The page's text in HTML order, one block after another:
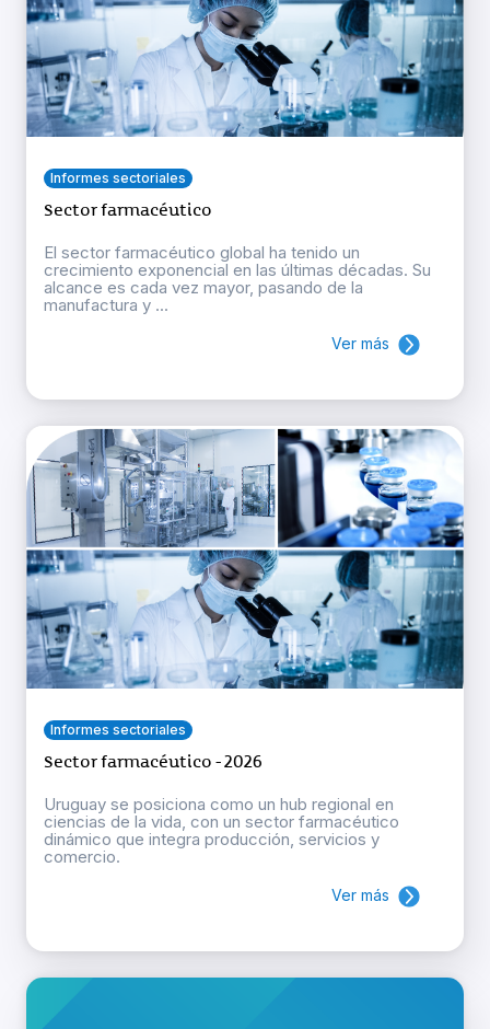
Informes sectoriales
Sector farmacéutico
El sector farmacéutico global ha tenido un
crecimiento exponencial en las últimas décadas. Su
alcance es cada vez mayor, pasando de la
manufactura y ...
Ver más
Informes sectoriales
Sector farmacéutico - 2026
Uruguay se posiciona como un hub regional en
ciencias de la vida, con un sector farmacéutico
dinámico que integra producción, servicios y
comercio.
Ver más